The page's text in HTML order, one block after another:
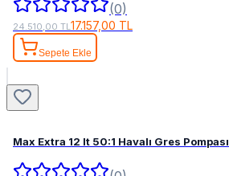
(0)
24.510,00 TL17.157,00 TL
Sepete Ekle
Max Extra 12 lt 50:1 Havalı Gres Pompası